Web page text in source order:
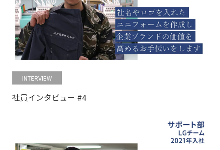
INTERVIEW
社員インタビュー #4